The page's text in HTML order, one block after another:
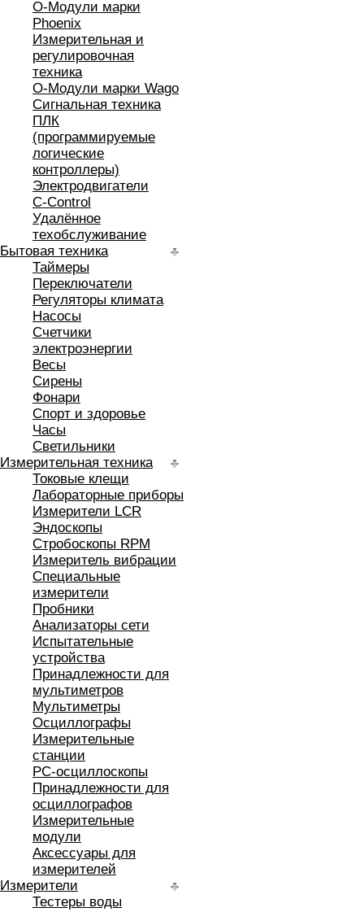
O-Модули марки
Phoenix
Измерительная и
регулировочная
техника
O-Модули марки Wago
Сигнальная техника
ПЛК
(программируемые
логические
контроллеры)
Электродвигатели
C-Control
Удалённое
техобслуживание
Бытовая техника
Таймеры
Переключатели
Регуляторы климата
Насосы
Счетчики
электроэнергии
Весы
Сирены
Фонари
Спорт и здоровье
Часы
Светильники
Измерительная техника
Токовые клещи
Лабораторные приборы
Измерители LCR
Эндоскопы
Стробоскопы RPM
Измеритель вибрации
Специальные
измерители
Пробники
Анализаторы сети
Испытательные
устройства
Принадлежности для
мультиметров
Мультиметры
Осциллографы
Измерительные
станции
РС-осциллоскопы
Принадлежности для
осциллографов
Измерительные
модули
Аксессуары для
измерителей
Измерители
Тестеры воды